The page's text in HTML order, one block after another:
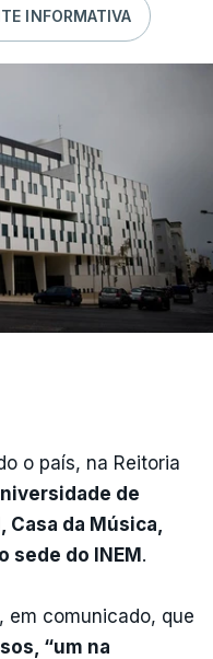
INFORMATIVA
o país, na Reitoria
de
da Música,
sede do INEM.
em comunicado, que
“um na